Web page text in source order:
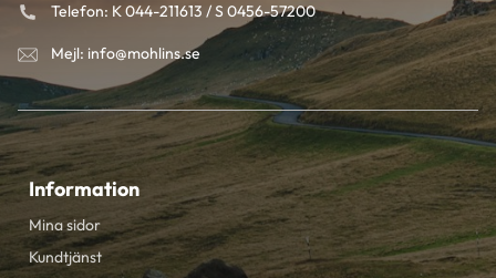
Telefon: K 044-211613 / S 0456-57200
Mejl: info@mohlins.se
Information
Mina sidor
Kundtjänst